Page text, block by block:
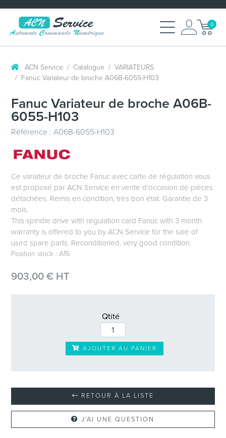
0
ACN Service Catalogue
VARIATEURS
Fanuc Variateur de broche A06B-6055-H103
Fanuc Variateur de broche A06B-
6055-H103
Référence : A06B-6055-H103
Ce variateur de broche Fanuc avec carte de régulation vous
est proposé par ACN Service en vente d'occasion de pièces
détachées. Remis en condition, très bon état. Garantie de 3
mois.
This spindle drive with regulation card Fanuc with 3 month
warranty is offered to you by ACN Service for the sale of
used spare parts. Reconditioned, very good condition.
Position stock : A15
903,00 € HT
Qtité
AJOUTER AU PANIER
RETOUR À LA LISTE
J'AI UNE QUESTION